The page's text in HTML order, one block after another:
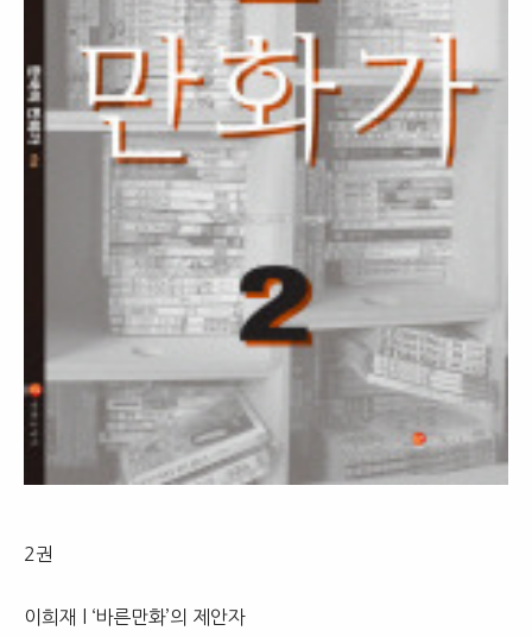
2권
이희재 l ‘바른만화’의 제안자